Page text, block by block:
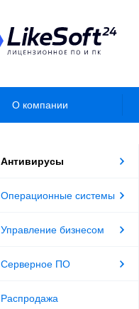
О компании
Антивирусы
Операционные системы
Управление бизнесом
Серверное ПО
Распродажа